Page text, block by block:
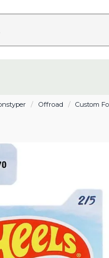
Offroad Custom